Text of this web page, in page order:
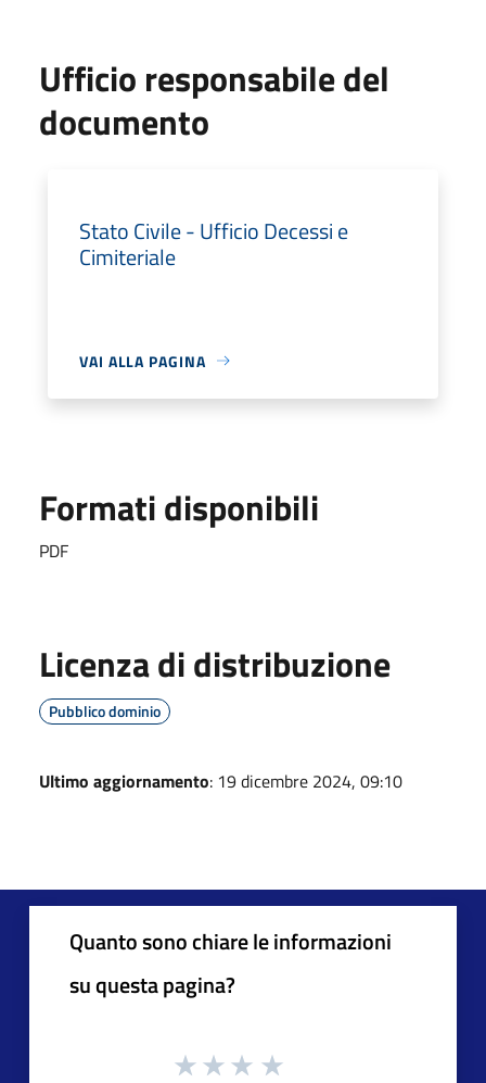
Ufficio responsabile del
documento
Stato Civile - Ufficio Decessi e
Cimiteriale
VAI ALLA PAGINA
Formati disponibili
PDF
Licenza di distribuzione
Pubblico dominio
Ultimo aggiornamento: 19 dicembre 2024, 09:10
Quanto sono chiare le informazioni
su questa pagina?